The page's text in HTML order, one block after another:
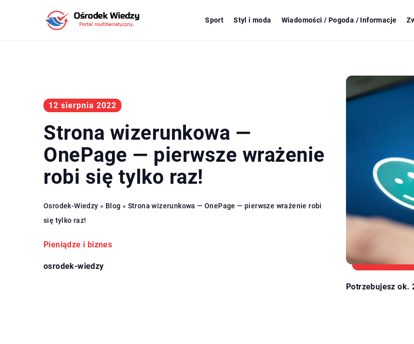
Sport Styl i moda Wiadomości / Pogoda / Informacje
12 sierpnia 2022
Strona wizerunkowa —
OnePage — pierwsze wrażenie
robi się tylko raz!
Osrodek-Wiedzy » Blog » Strona wizerunkowa — OnePage — pierwsze wrażenie robi
się tylko raz!
Pieniądze i biznes
osrodek-wiedzy
Potrzebujesz ok.